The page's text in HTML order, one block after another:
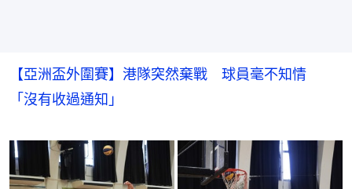
【亞洲盃外圍賽】港隊突然棄戰 球員毫不知情
「沒有收過通知」